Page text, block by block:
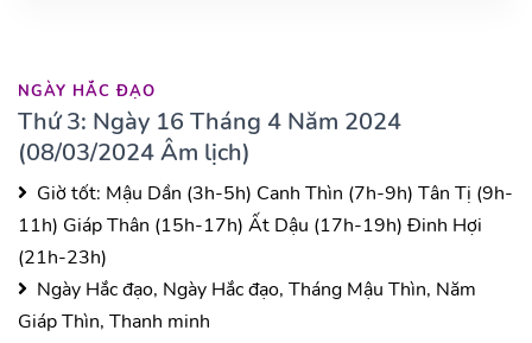
NGÀY HẮC ĐẠO
Thứ 3: Ngày 16 Tháng 4 Năm 2024
(08/03/2024 Âm lịch)
Giờ tốt: Mậu Dần (3h-5h) Canh Thìn (7h-9h) Tân Tị (9h-
11h) Giáp Thân (15h-17h) Ất Dậu (17h-19h) Đinh Hợi
(21h-23h)
Ngày Hắc đạo, Ngày Hắc đạo, Tháng Mậu Thìn, Năm
Giáp Thìn, Thanh minh